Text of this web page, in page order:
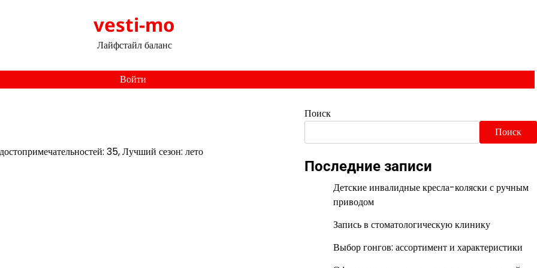
vesti-mo
Лайфстайл баланс
Войти
35, Лучший сезон: лето
Поиск
Поиск
Последние записи
Детские инвалидные кресла-коляски с ручным
приводом
Запись в стоматологическую клинику
Выбор гонгов: ассортимент и характеристики